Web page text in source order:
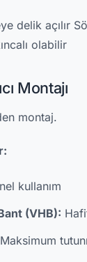
delik açılır
olabilir
Montajı
montaj.
kullanım
(VHB):
Maksimum